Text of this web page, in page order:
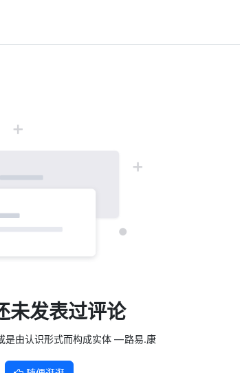
未发表过评论
是由认识形式而构成实体 — 路易.康